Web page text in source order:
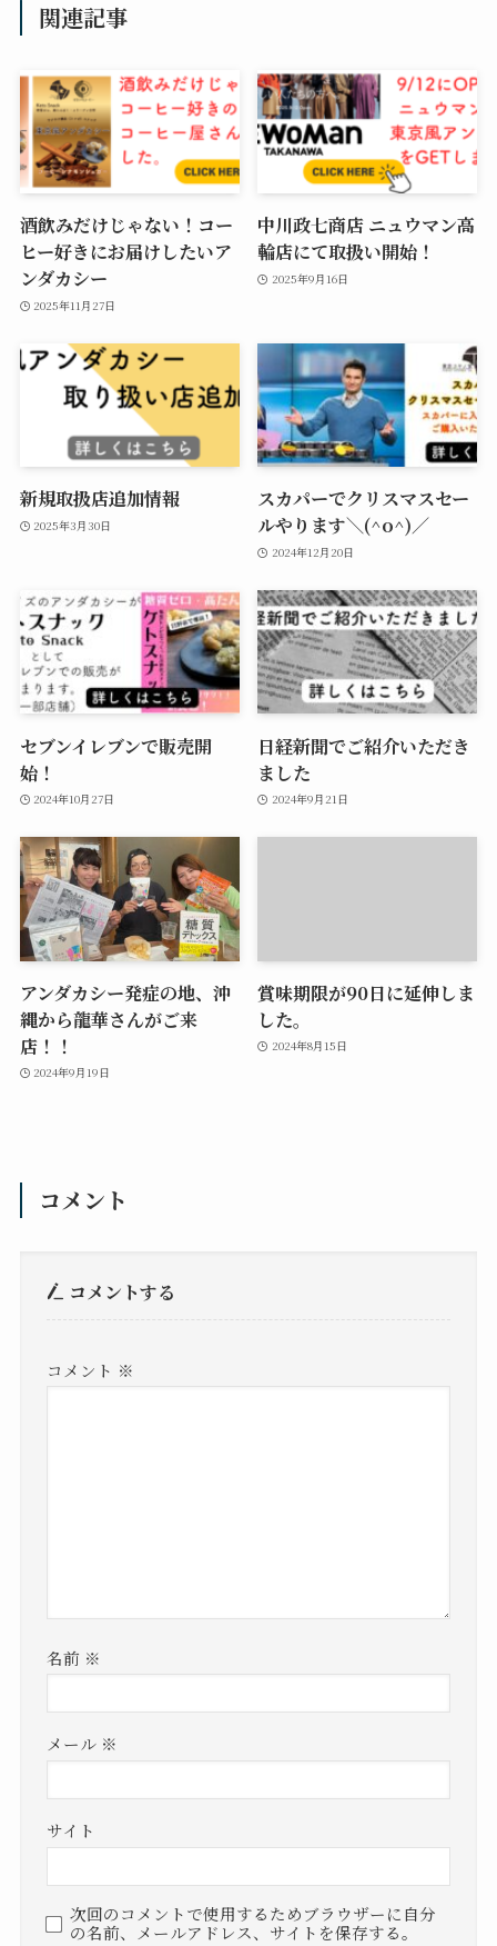
関連記事
酒飲みだけじゃない！コー
ヒー好きにお届けしたいア
ンダカシー
2025年11月27日
中川政七商店 ニュウマン高
輪店にて取扱い開始！
2025年9月16日
新規取扱店追加情報
2025年3月30日
スカパーでクリスマスセー
ルやります＼(^o^)／
2024年12月20日
セブンイレブンで販売開
始！
2024年10月27日
日経新聞でご紹介いただき
ました
2024年9月21日
アンダカシー発症の地、沖
縄から龍華さんがご来
店！！
2024年9月19日
賞味期限が90日に延伸しま
した。
2024年8月15日
コメント
コメントする
コメント ※
名前 ※
メール ※
サイト
次回のコメントで使用するためブラウザーに自分
の名前、メールアドレス、サイトを保存する。